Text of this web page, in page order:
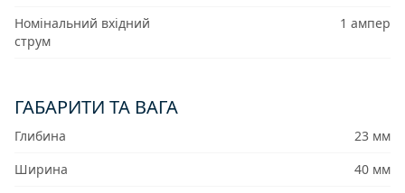
Номінальний вхідний
струм
1 ампер
ГАБАРИТИ ТА ВАГА
Глибина
23 мм
Ширина
40 мм